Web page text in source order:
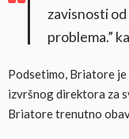
zavisnosti
problema.”
Podsetimo, Briatore je
izvršnog direktora za
Briatore trenutno